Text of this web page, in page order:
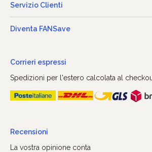
Servizio Clienti
Diventa FANSave
Corrieri espressi
Spedizioni per l'estero calcolata al
Recensioni
La vostra opinione conta